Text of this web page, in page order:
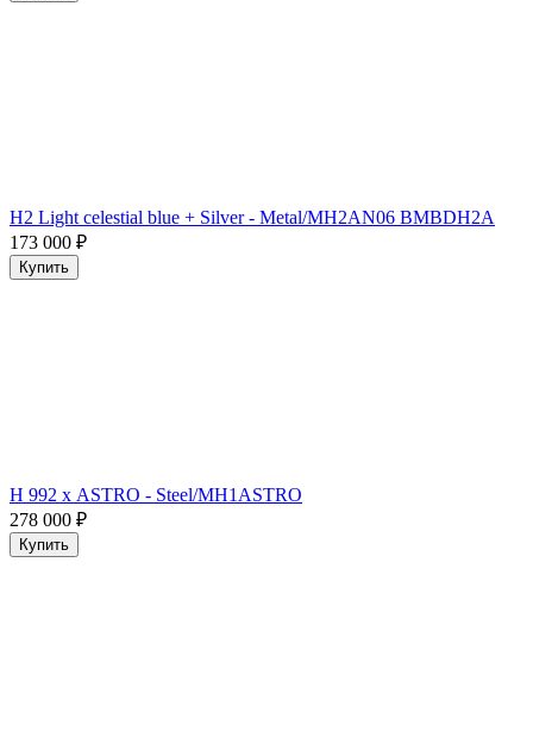
H2 Light celestial blue + Silver - Metal/MH2AN06 BMBDH2A
173 000 ₽
Купить
H 992 х ASTRO - Steel/MH1ASTRO
278 000 ₽
Купить